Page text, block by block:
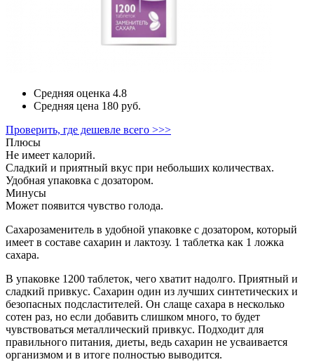
Средняя оценка 4.8
Средняя цена 180 руб.
Проверить, где дешевле всего >>>
Плюсы
Не имеет калорий.
Сладкий и приятный вкус при небольших количествах.
Удобная упаковка с дозатором.
Минусы
Может появится чувство голода.
Сахарозаменитель в удобной упаковке с дозатором, который
имеет в составе сахарин и лактозу. 1 таблетка как 1 ложка
сахара.
В упаковке 1200 таблеток, чего хватит надолго. Приятный и
сладкий привкус. Сахарин один из лучших синтетических и
безопасных подсластителей. Он слаще сахара в несколько
сотен раз, но если добавить слишком много, то будет
чувствоваться металлический привкус. Подходит для
правильного питания, диеты, ведь сахарин не усваивается
организмом и в итоге полностью выводится.